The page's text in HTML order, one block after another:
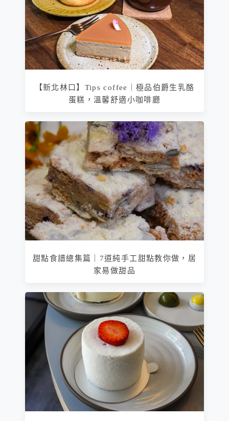
【新北林口】Tips coffee｜極品伯爵生乳酪
蛋糕，溫馨舒適小咖啡廳
甜點食譜總集篇｜7道純手工甜點教你做，居
家易做甜品